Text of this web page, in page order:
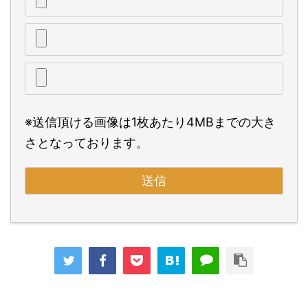
※送信頂ける画像は1枚あたり4MBまでの大き
さとなっております。